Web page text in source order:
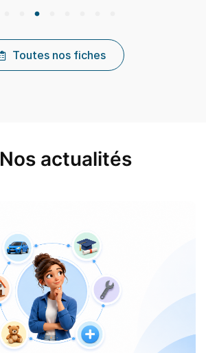
Toutes nos fiches
Nos actualités